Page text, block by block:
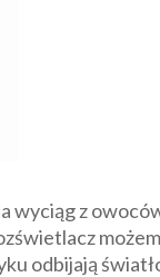
wyciąg z
odbijają